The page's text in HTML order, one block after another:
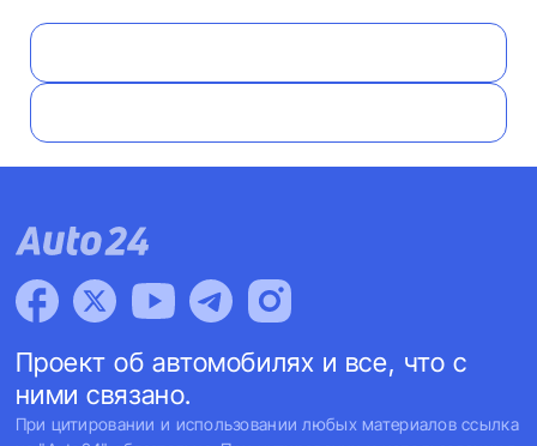
Проект об автомобилях и все, что с
ними связано.
При цитировании и использовании любых материалов ссылка